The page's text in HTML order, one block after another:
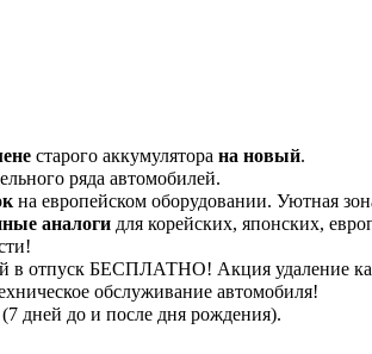
старого аккумулятора на новый.
ряда автомобилей.
на европейском оборудовании. Уютная
аналоги для корейских, японских,
в отпуск БЕСПЛАТНО! Акция удаление
обслуживание автомобиля!
(7 дней до и после дня рождения).